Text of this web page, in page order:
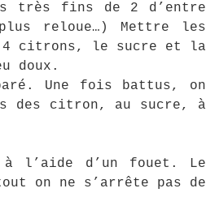
très fins de 2 d’entre
reloue…) Mettre les
4 citrons, le sucre et la
doux.
Une fois battus, on
des citron, au sucre, à
l’aide d’un fouet. Le
on ne s’arrête pas de